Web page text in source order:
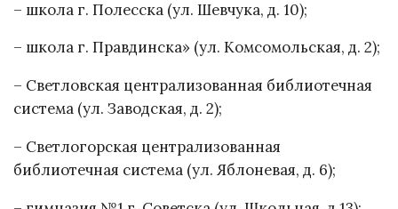
– школа г. Полесска (ул. Шевчука, д. 10);
– школа г. Правдинска» (ул. Комсомольская, д. 2);
– Светловская централизованная библиотечная
система (ул. Заводская, д. 2);
– Светлогорская централизованная
библиотечная система (ул. Яблоневая, д. 6);